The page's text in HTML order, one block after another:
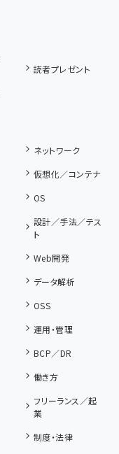
読者プレゼント
ネットワーク
仮想化／コンテナ
OS
設計／手法／テス
ト
Web開発
データ解析
OSS
運用・管理
BCP／DR
働き方
フリーランス／起
業
制度・法律